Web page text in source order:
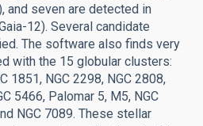
and seven are detected in
12). Several candidate
The software also finds very
with the 15 globular clusters:
1851, NGC 2298, NGC 2808,
5466, Palomar 5, M5, NGC
NGC 7089. These stellar